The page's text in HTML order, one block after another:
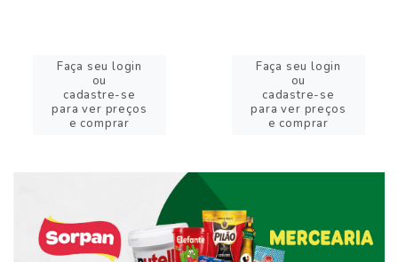
Faça seu login
ou
cadastre-se
para ver preços
e comprar
Faça seu login
ou
cadastre-se
para ver preços
e comprar